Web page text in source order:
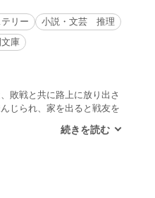
リー
小説・文芸 推理
庫
敗戦と共に路上に放り出さ
じられ、家を出ると戦友を
ったことから見合いの話を
生をやり直すか」と甘い夢